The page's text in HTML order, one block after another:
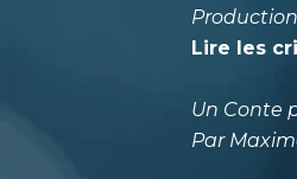
Lire les
Un Conte
Par